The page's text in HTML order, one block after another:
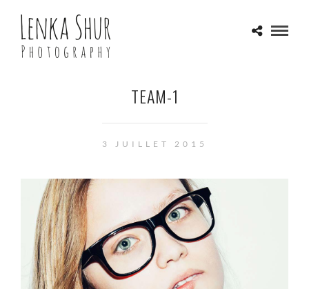
TEAM-1
3 JUILLET 2015